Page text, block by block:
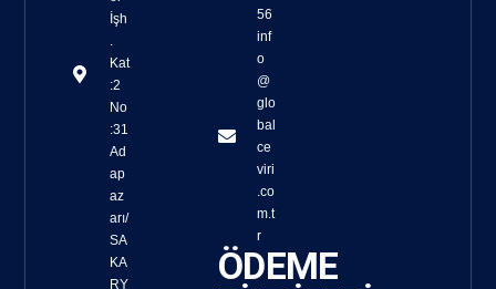
İşh
.
Kat
:2
No
:31
Ad
ap
az
arı/
SA
KA
RY
56
inf
o
@
glo
bal
ce
viri
.co
m.t
r
ÖDEME